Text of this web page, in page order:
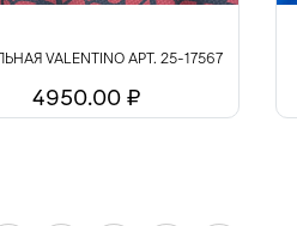
VALENTINO АРТ. 25-17567
4950.00 ₽